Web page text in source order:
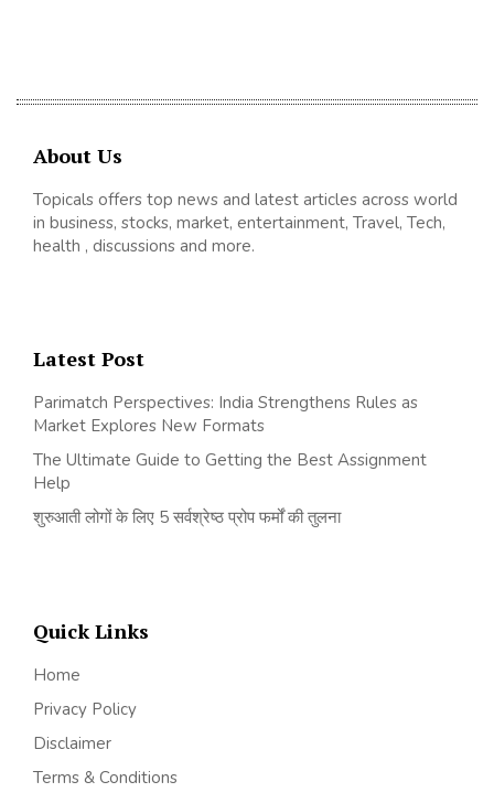
About Us
Topicals offers top news and latest articles across world
in business, stocks, market, entertainment, Travel, Tech,
health , discussions and more.
Latest Post
Parimatch Perspectives: India Strengthens Rules as
Market Explores New Formats
The Ultimate Guide to Getting the Best Assignment
Help
शुरुआती लोगों के लिए 5 सर्वश्रेष्ठ प्रोप फर्मों की तुलना
Quick Links
Home
Privacy Policy
Disclaimer
Terms & Conditions